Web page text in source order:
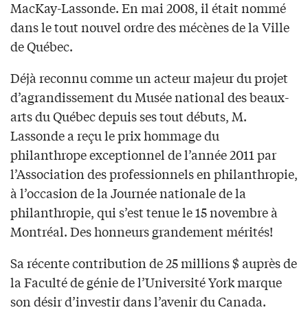
MacKay-Lassonde. En mai 2008, il était nommé
dans le tout nouvel ordre des mécènes de la Ville
de Québec.
Déjà reconnu comme un acteur majeur du projet
d’agrandissement du Musée national des beaux-
arts du Québec depuis ses tout débuts, M.
Lassonde a reçu le prix hommage du
philanthrope exceptionnel de l’année 2011 par
l’Association des professionnels en philanthropie,
à l’occasion de la Journée nationale de la
philanthropie, qui s’est tenue le 15 novembre à
Montréal. Des honneurs grandement mérités!
Sa récente contribution de 25 millions $ auprès de
la Faculté de génie de l’Université York marque
son désir d’investir dans l’avenir du Canada.